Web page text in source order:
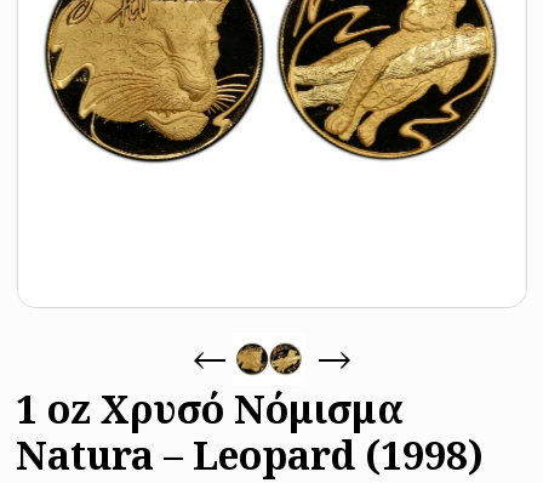
1 oz Χρυσό Νόμισμα
Natura – Leopard (1998)